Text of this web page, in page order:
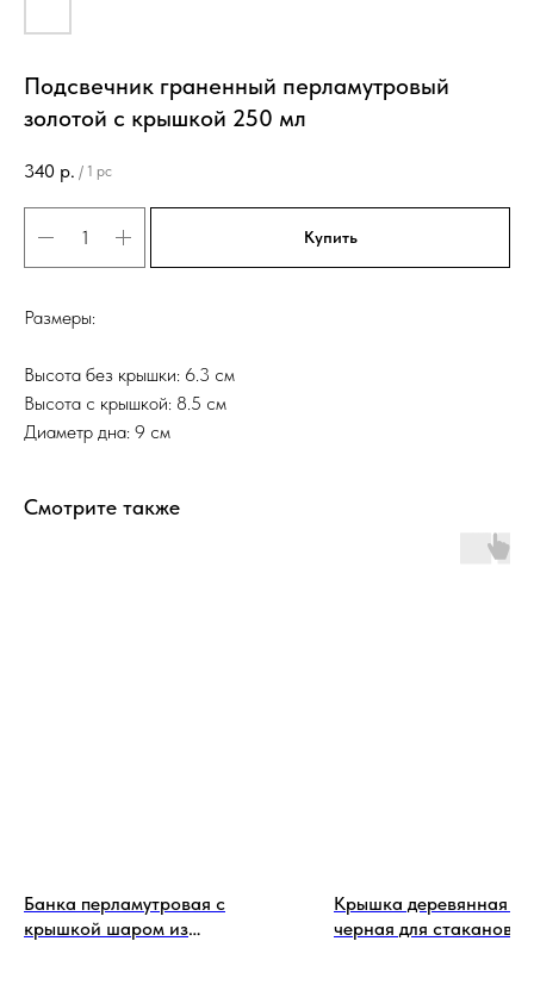
Подсвечник граненный перламутровый
золотой с крышкой 250 мл
340 р. / 1 pc
Купить
Размеры:
Высота без крышки: 6.3 см
Высота с крышкой: 8.5 см
Диаметр дна: 9 см
Смотрите также
Банка перламутровая с
крышкой шаром из
Крышка деревянная
черная для стаканов